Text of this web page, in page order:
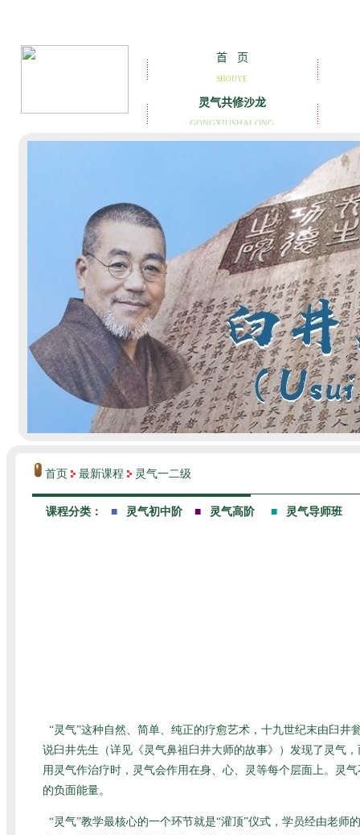
首页 最新课程 灵气一二级
“灵气”这种自然、简单、纯正的疗愈艺术，十九世纪末由臼
说臼井先生（详见 《灵气鼻祖臼井大师的故事》
）发现了灵气
用灵气作治疗时，灵气会作用在身、心、灵等每个层面上。灵
的负面能量。
“灵气”教学最核心的一个环节就是“灌顶”仪式，学员经由老